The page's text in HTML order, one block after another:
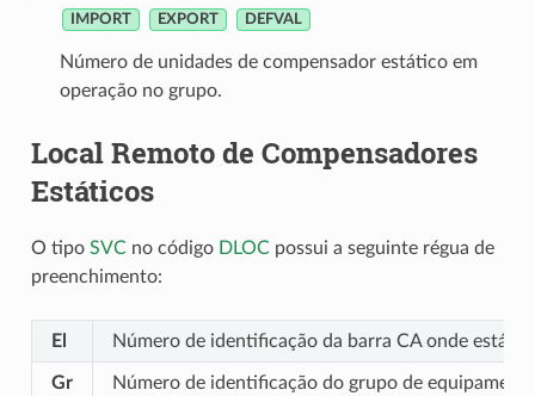
IMPORT EXPORT DEFVAL
Número de unidades de compensador estático em
operação no grupo.
Local Remoto de Compensadores
Estáticos
O tipo SVCno código DLOCpossui a seguinte régua de
preenchimento:
El Número de identificação da barra CA onde está
Gr Número de identificação do grupo de